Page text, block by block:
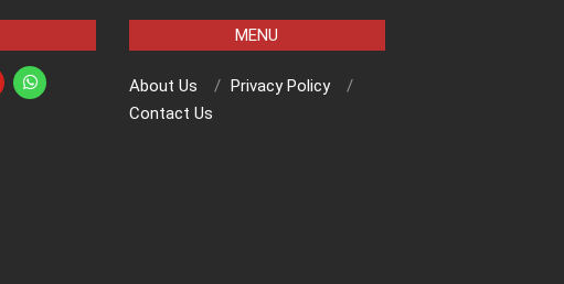
MENU
About Us
Privacy Policy
Contact Us